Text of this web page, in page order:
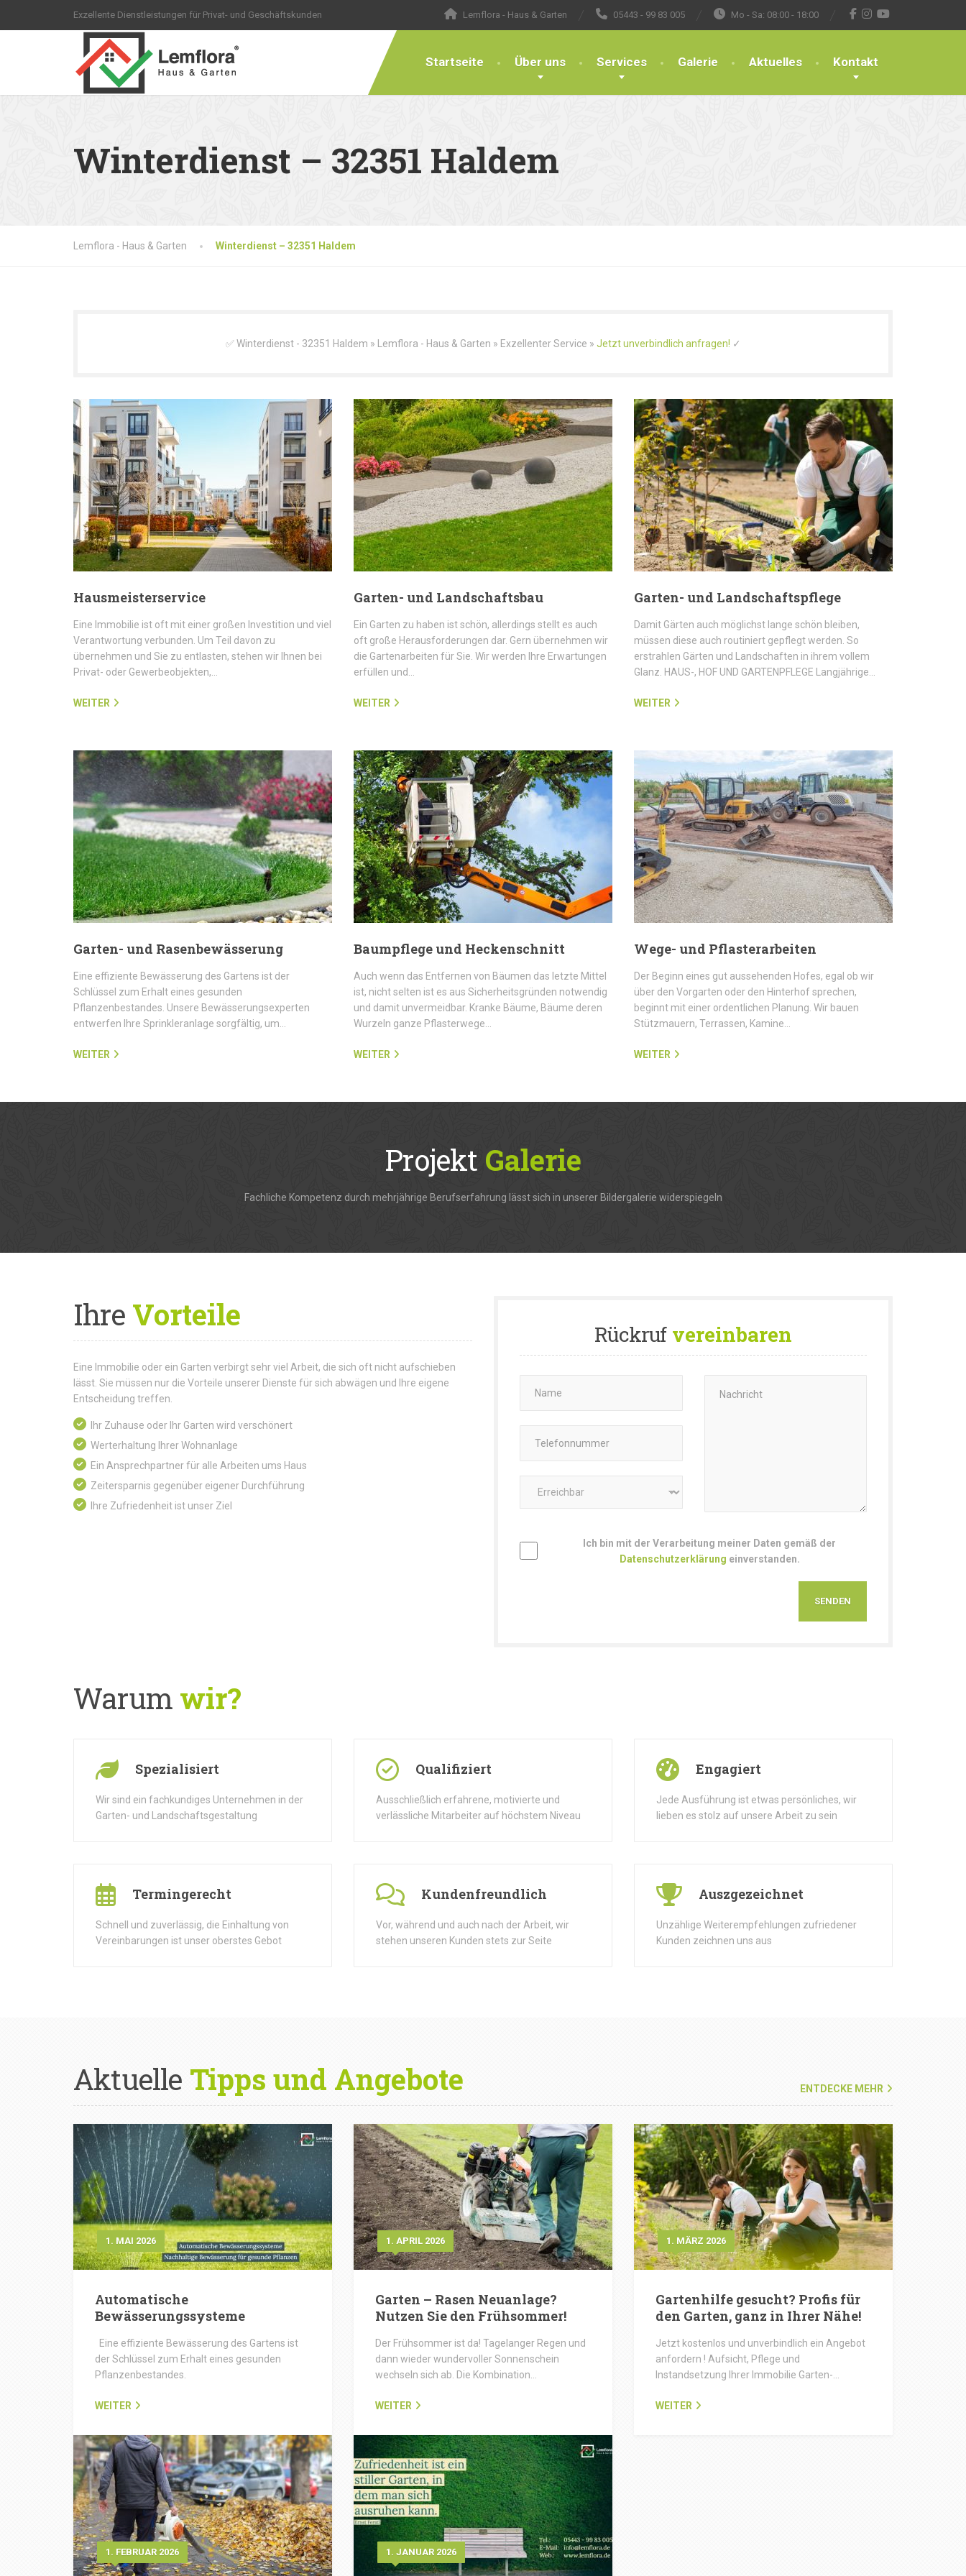
Exzellente Dienstleistungen für Privat- und Geschäftskunden Lemflora - Haus & Garten 05443 - 99 83 005 Mo - Sa: 08:00 - 18:00
Startseite Über uns Services Galerie Aktuelles Kontakt
Winterdienst – 32351 Haldem
Lemflora - Haus & Garten Winterdienst – 32351 Haldem
✅ Winterdienst - 32351 Haldem » Lemflora - Haus & Garten » Exzellenter Service » Jetzt unverbindlich anfragen! ✓
Hausmeisterservice
Eine Immobilie ist oft mit einer großen Investition und viel
Verantwortung verbunden. Um Teil davon zu
übernehmen und Sie zu entlasten, stehen wir Ihnen bei
Privat- oder Gewerbeobjekten,…
WEITER
Garten- und Landschaftsbau
Ein Garten zu haben ist schön, allerdings stellt es auch
oft große Herausforderungen dar. Gern übernehmen wir
die Gartenarbeiten für Sie. Wir werden Ihre Erwartungen
erfüllen und…
WEITER
Garten- und Landschaftspflege
Damit Gärten auch möglichst lange schön bleiben,
müssen diese auch routiniert gepflegt werden. So
erstrahlen Gärten und Landschaften in ihrem vollem
Glanz. HAUS-, HOF UND GARTENPFLEGE Langjährige…
WEITER
Garten- und Rasenbewässerung
Eine effiziente Bewässerung des Gartens ist der
Schlüssel zum Erhalt eines gesunden
Pflanzenbestandes. Unsere Bewässerungsexperten
entwerfen Ihre Sprinkleranlage sorgfältig, um…
WEITER
Baumpflege und Heckenschnitt
Auch wenn das Entfernen von Bäumen das letzte Mittel
ist, nicht selten ist es aus Sicherheitsgründen notwendig
und damit unvermeidbar. Kranke Bäume, Bäume deren
Wurzeln ganze Pflasterwege…
WEITER
Wege- und Pflasterarbeiten
Der Beginn eines gut aussehenden Hofes, egal ob wir
über den Vorgarten oder den Hinterhof sprechen,
beginnt mit einer ordentlichen Planung. Wir bauen
Stützmauern, Terrassen, Kamine…
WEITER
Projekt Galerie
Fachliche Kompetenz durch mehrjährige Berufserfahrung lässt sich in unserer Bildergalerie widerspiegeln
IhreVorteile
Eine Immobilie oder ein Garten verbirgt sehr viel Arbeit, die sich oft nicht aufschieben
lässt. Sie müssen nur die Vorteile unserer Dienste für sich abwägen und Ihre eigene
Entscheidung treffen.
Ihr Zuhause oder Ihr Garten wird verschönert
Werterhaltung Ihrer Wohnanlage
Ein Ansprechpartner für alle Arbeiten ums Haus
Zeitersparnis gegenüber eigener Durchführung
Ihre Zufriedenheit ist unser Ziel
Rückrufvereinbaren
Ich bin mit der Verarbeitung meiner Daten gemäß der
Datenschutzerklärung einverstanden.
Warum wir?
Spezialisiert
Wir sind ein fachkundiges Unternehmen in der
Garten- und Landschaftsgestaltung
Termingerecht
Schnell und zuverlässig, die Einhaltung von
Vereinbarungen ist unser oberstes Gebot
Qualifiziert
Ausschließlich erfahrene, motivierte und
verlässliche Mitarbeiter auf höchstem Niveau
Kundenfreundlich
Vor, während und auch nach der Arbeit, wir
stehen unseren Kunden stets zur Seite
Engagiert
Jede Ausführung ist etwas persönliches, wir
lieben es stolz auf unsere Arbeit zu sein
Auszgezeichnet
Unzählige Weiterempfehlungen zufriedener
Kunden zeichnen uns aus
Aktuelle Tipps und Angebote ENTDECKE MEHR
1. MAI 2026
Automatische
Bewässerungssysteme
Eine effiziente Bewässerung des Gartens ist
der Schlüssel zum Erhalt eines gesunden
Pflanzenbestandes.
WEITER
1. APRIL 2026
Garten – Rasen Neuanlage?
Nutzen Sie den Frühsommer!
Der Frühsommer ist da! Tagelanger Regen und
dann wieder wundervoller Sonnenschein
wechseln sich ab. Die Kombination…
WEITER
1. MÄRZ 2026
Gartenhilfe gesucht? Profis für
den Garten, ganz in Ihrer Nähe!
Jetzt kostenlos und unverbindlich ein Angebot
anfordern ! Aufsicht, Pflege und
Instandsetzung Ihrer Immobilie Garten-…
WEITER
1. FEBRUAR 2026 1. JANUAR 2026